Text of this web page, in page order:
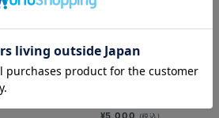
NEW
¥5,000 (税込)